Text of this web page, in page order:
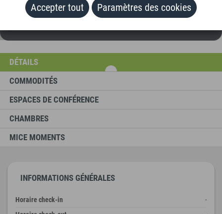
Accepter tout Paramètres des cookies
DÉTAILS
COMMODITÉS
ESPACES DE CONFÉRENCE
CHAMBRES
MICE MOMENTS
INFORMATIONS GÉNÉRALES
Horaire check-in
-